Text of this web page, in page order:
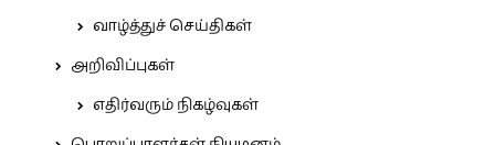
வாழ்த்துச் செய்திகள்
அறிவிப்புகள்
எதிர்வரும் நிகழ்வுகள்